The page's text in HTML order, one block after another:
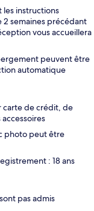
les instructions
2 semaines précédant
vous accueillera
peuvent être
automatique
carte de crédit, de
photo peut être
: 18 ans
pas admis